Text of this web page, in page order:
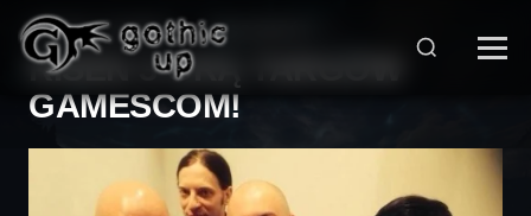
STRONA GŁÓWNA > WIADOMOŚCI
RISEN 3 GRĄ TARGÓW
GAMESCOM!